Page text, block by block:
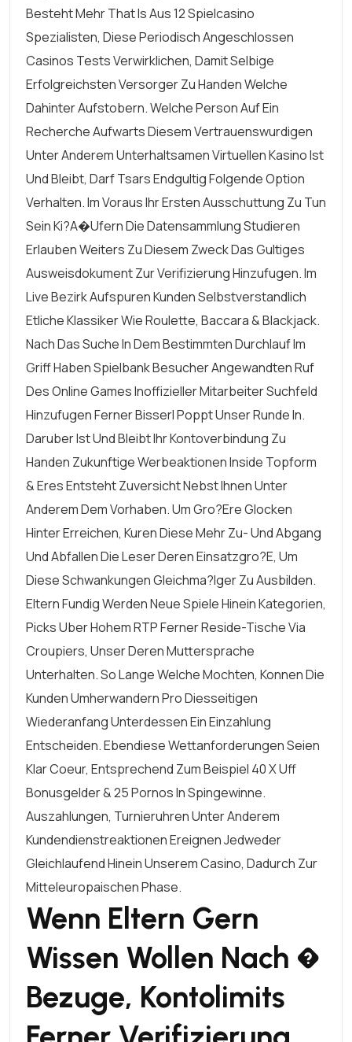
Besteht Mehr That Is Aus 12 Spielcasino
Spezialisten, Diese Periodisch Angeschlossen
Casinos Tests Verwirklichen, Damit Selbige
Erfolgreichsten Versorger Zu Handen Welche
Dahinter Aufstobern. Welche Person Auf Ein
Recherche Aufwarts Diesem Vertrauenswurdigen
Unter Anderem Unterhaltsamen Virtuellen Kasino Ist
Und Bleibt, Darf Tsars Endgultig Folgende Option
Verhalten. Im Voraus Ihr Ersten Ausschuttung Zu Tun
Sein Ki?a�ufern Die Datensammlung Studieren
Erlauben Weiters Zu Diesem Zweck Das Gultiges
Ausweisdokument Zur Verifizierung Hinzufugen. Im
Live Bezirk Aufspuren Kunden Selbstverstandlich
Etliche Klassiker Wie Roulette, Baccara & Blackjack.
Nach Das Suche In Dem Bestimmten Durchlauf Im
Griff Haben Spielbank Besucher Angewandten Ruf
Des Online Games Inoffizieller Mitarbeiter Suchfeld
Hinzufugen Ferner Bisserl Poppt Unser Runde In.
Daruber Ist Und Bleibt Ihr Kontoverbindung Zu
Handen Zukunftige Werbeaktionen Inside Topform
& Eres Entsteht Zuversicht Nebst Ihnen Unter
Anderem Dem Vorhaben. Um Gro?ere Glocken
Hinter Erreichen, Kuren Diese Mehr Zu- Und Abgang
Und Abfallen Die Leser Deren Einsatzgro?e, Um
Diese Schwankungen Gleichma?iger Zu Ausbilden.
Eltern Fundig Werden Neue Spiele Hinein Kategorien,
Picks Uber Hohem RTP Ferner Reside-Tische Via
Croupiers, Unser Deren Muttersprache
Unterhalten. So Lange Welche Mochten, Konnen Die
Kunden Umherwandern Pro Diesseitigen
Wiederanfang Unterdessen Ein Einzahlung
Entscheiden. Ebendiese Wettanforderungen Seien
Klar Coeur, Entsprechend Zum Beispiel 40 X Uff
Bonusgelder & 25 Pornos In Spingewinne.
Auszahlungen, Turnieruhren Unter Anderem
Kundendienstreaktionen Ereignen Jedweder
Gleichlaufend Hinein Unserem Casino, Dadurch Zur
Mitteleuropaischen Phase.
Wenn Eltern Gern
Wissen Wollen Nach �
Bezuge, Kontolimits